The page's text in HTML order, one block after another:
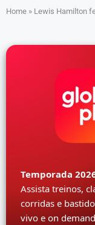
Home » Lewis Hamilton
Temporada
Assista treinos,
corridas e
vivo e on